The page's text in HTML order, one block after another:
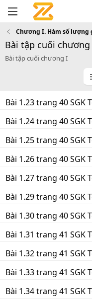
Chương I. Hàm số
Bài tập cuối
Bài tập cuối chương I
Bài 1.23 trang 40 SGK
Bài 1.24 trang 40 SGK
Bài 1.25 trang 40 SGK
Bài 1.26 trang 40 SGK
Bài 1.27 trang 40 SGK
Bài 1.29 trang 40 SGK
Bài 1.30 trang 40 SGK
Bài 1.31 trang 41 SGK
Bài 1.32 trang 41 SGK
Bài 1.33 trang 41 SGK
Bài 1.34 trang 41 SGK